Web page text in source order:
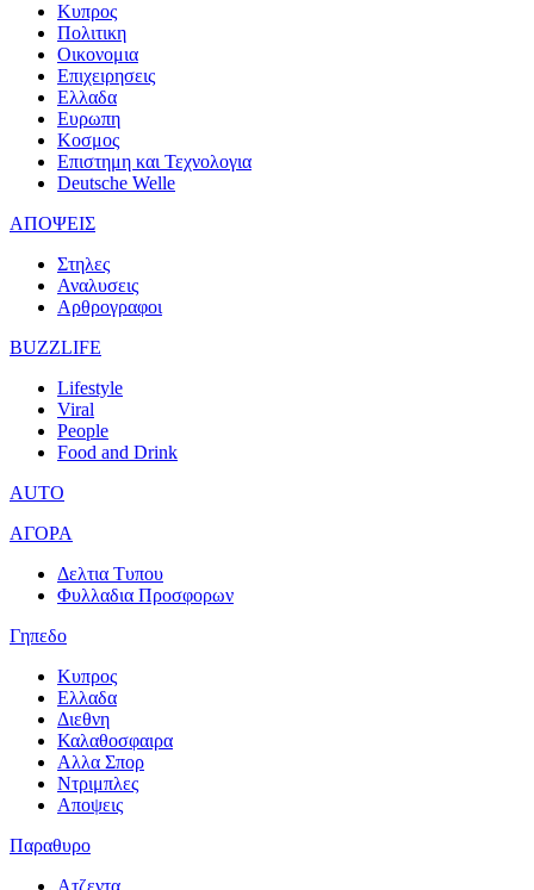
Κυπρος
Πολιτικη
Οικονομια
Επιχειρησεις
Ελλαδα
Ευρωπη
Κοσμος
Επιστημη και Τεχνολογια
Deutsche Welle
ΑΠΟΨΕΙΣ
Στηλες
Αναλυσεις
Αρθρογραφοι
BUZZLIFE
Lifestyle
Viral
People
Food and Drink
AUTO
ΑΓΟΡΑ
Δελτια Τυπου
Φυλλαδια Προσφορων
Γηπεδο
Κυπρος
Ελλαδα
Διεθνη
Καλαθοσφαιρα
Αλλα Σπορ
Ντριμπλες
Αποψεις
Παραθυρο